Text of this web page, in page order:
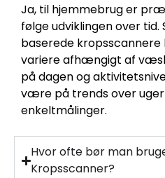
Ja, til hjemmebrug er
følge udviklingen over tid.
baserede
variere afhængigt af
på dagen og
være på trends over
enkeltmålinger.
Hvor ofte bør man
Kropsscanner?